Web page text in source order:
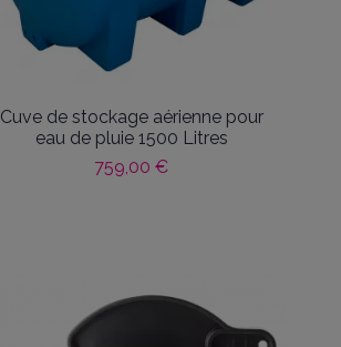
Cuve de stockage aérienne pour
eau de pluie 1500 Litres
759,00 €